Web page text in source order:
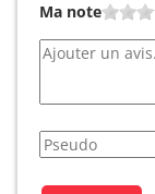
Ma note